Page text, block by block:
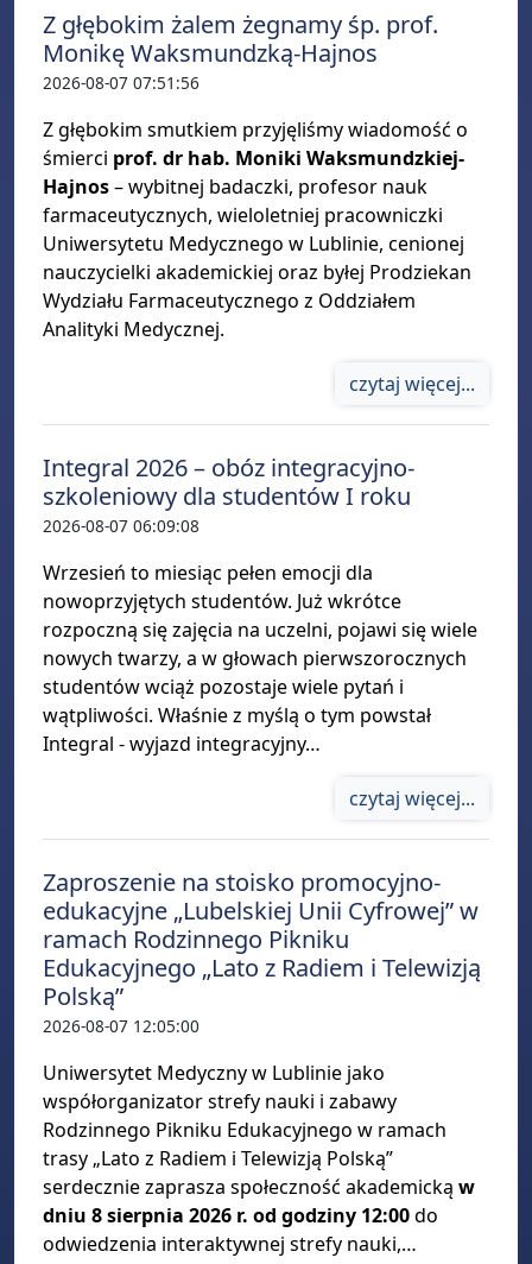
Z głębokim żalem żegnamy śp. prof.
Monikę Waksmundzką-Hajnos
2026-08-07 07:51:56
Z głębokim smutkiem przyjęliśmy wiadomość o
śmierci prof. dr hab. Moniki Waksmundzkiej-
Hajnos– wybitnej badaczki, profesor nauk
farmaceutycznych, wieloletniej pracowniczki
Uniwersytetu Medycznego w Lublinie, cenionej
nauczycielki akademickiej oraz byłej Prodziekan
Wydziału Farmaceutycznego z Oddziałem
Analityki Medycznej.
czytaj więcej...
Integral 2026 – obóz integracyjno-
szkoleniowy dla studentów I roku
2026-08-07 06:09:08
Wrzesień to miesiąc pełen emocji dla
nowoprzyjętych studentów. Już wkrótce
rozpoczną się zajęcia na uczelni, pojawi się wiele
nowych twarzy, a w głowach pierwszorocznych
studentów wciąż pozostaje wiele pytań i
wątpliwości. Właśnie z myślą o tym powstał
Integral - wyjazd integracyjny…
czytaj więcej...
Zaproszenie na stoisko promocyjno-
edukacyjne „Lubelskiej Unii Cyfrowej” w
ramach Rodzinnego Pikniku
Edukacyjnego „Lato z Radiem i Telewizją
Polską”
2026-08-07 12:05:00
Uniwersytet Medyczny w Lublinie jako
współorganizator strefy nauki i zabawy
Rodzinnego Pikniku Edukacyjnego w ramach
trasy „Lato z Radiem i Telewizją Polską”
serdecznie zaprasza społeczność akademicką w
dniu 8 sierpnia 2026 r. od godziny 12:00do
odwiedzenia interaktywnej strefy nauki,…